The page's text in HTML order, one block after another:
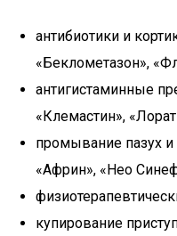
антибиотики и
«Беклометазон»,
антигистаминные
«Клемастин»,
промывание пазух и
«Африн», «Нео
купирование